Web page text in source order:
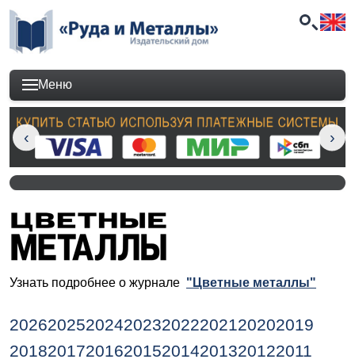
Меню
Узнать подробнее о журнале "Цветные металлы"
20262025202420232022202120202019
20182017201620152014201320122011